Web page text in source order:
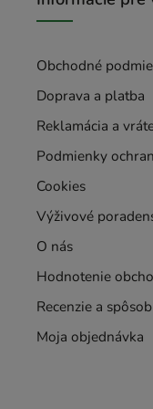
Obchodné
Doprava a platba
Reklamácia a
Podmienky
Cookies
Výživové
O nás
Hodnotenie
Recenzie a
Moja objednávka